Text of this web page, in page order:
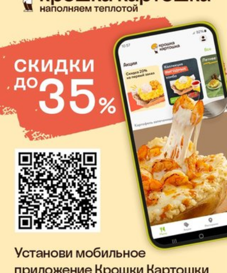
С 1-го декабря в кафе Москвы и
области.
+7 (495) 139 02 00
Центральный офис
Г.МОСКВА, ВН.ТЕР.Г. МУНИЦИПАЛЬНЫЙ ОКРУГ
ХОРОШЕВСКИЙ, УЛ. АВИАКОНСТРУКТОРА
МИКОЯНА, Д. 12, ПОМЕЩ. 4/4 ОГРН 1117746116069
Доставка